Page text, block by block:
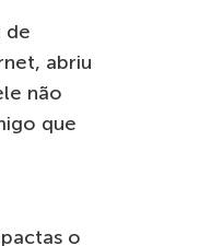
de
abriu
não
que
o